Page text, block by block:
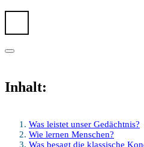
Inhalt:
Was leistet unser Gedächtnis?
Wie lernen Menschen?
Was besagt die klassische